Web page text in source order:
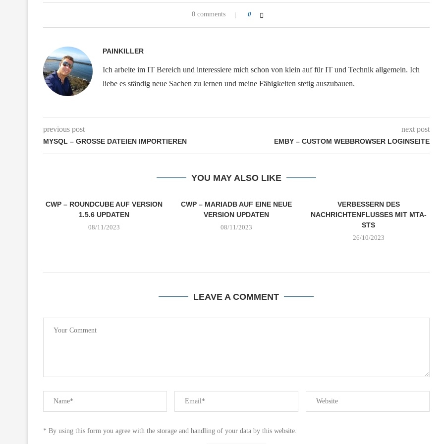
0 comments 0
PAINKILLER
Ich arbeite im IT Bereich und interessiere mich schon von klein auf für IT und Technik allgemein. Ich
liebe es ständig neue Sachen zu lernen und meine Fähigkeiten stetig auszubauen.
previous post
MYSQL – GROSSE DATEIEN IMPORTIEREN
next post
EMBY – CUSTOM WEBBROWSER LOGINSEITE
YOU MAY ALSO LIKE
CWP – ROUNDCUBE AUF VERSION
1.5.6 UPDATEN
08/11/2023
CWP – MARIADB AUF EINE NEUE
VERSION UPDATEN
08/11/2023
VERBESSERN DES
NACHRICHTENFLUSSES MIT MTA-
STS
26/10/2023
LEAVE A COMMENT
* By using this form you agree with the storage and handling of your data by this website.